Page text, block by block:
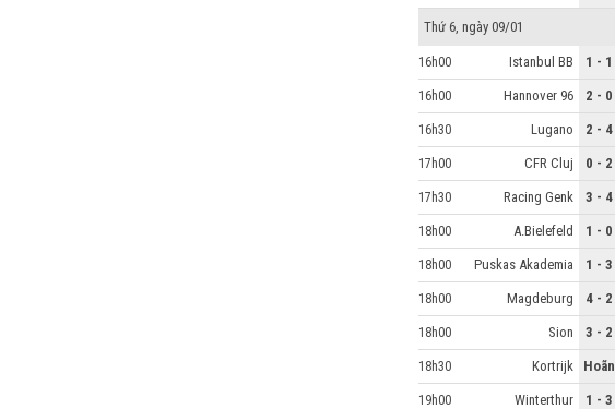
Thứ 6, ngày 09/01
16h00 Istanbul BB 1 - 1
16h00 Hannover 96 2 - 0
16h30 Lugano 2 - 4
17h00 CFR Cluj 0 - 2
17h30 Racing Genk 3 - 4
18h00 A.Bielefeld 1 - 0
18h00 Puskas Akademia 1 - 3
18h00 Magdeburg 4 - 2
18h00 Sion 3 - 2
18h30 Kortrijk Hoãn
19h00 Winterthur 1 - 3